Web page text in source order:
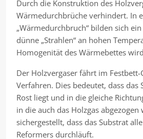
Durch die Konstruktion des
Wärmedurchbrüche verhindert. In
„Wärmedurchbruch“ bilden sich
dünne „Strahlen“ an hohen
Homogenität des Wärmebettes
Der Holzvergaser fährt im
Verfahren. Dies bedeutet, dass das
Rost liegt und in die gleiche
in die auch das Holzgas
sichergestellt, dass das Substrat
Reformers durchläuft.